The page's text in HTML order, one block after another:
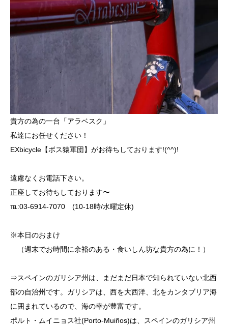
貴方の為の一台「アラベスク」
私達にお任せください！
EXbicycle【ボス猿軍団】がお待ちしております!(^^)!
遠慮なくお電話下さい。
正座してお待ちしております〜
℡:03-6914-7070 (10-18時/水曜定休)
※本日のおまけ
（週末でお時間に余裕のある・食いしん坊な貴方の為に！）
⇒スペインのガリシア州は、まだまだ日本で知られていない北西
部の自治州です。ガリシアは、西を大西洋、北をカンタブリア海
に囲まれているので、海の幸が豊富です。
ポルト・ムイニョス社(Porto-Muiños)は、スペインのガリシア州